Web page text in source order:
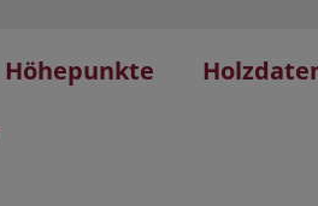
Höhepunkte